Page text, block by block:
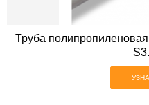
Труба